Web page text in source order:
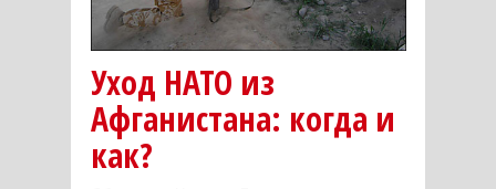
Уход НАТО из
Афганистана: когда и
как?